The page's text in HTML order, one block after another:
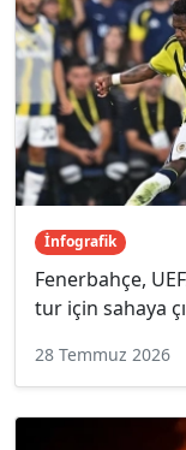
İnfografik
Fenerbahçe,
tur için sahaya
28 Temmuz 2026